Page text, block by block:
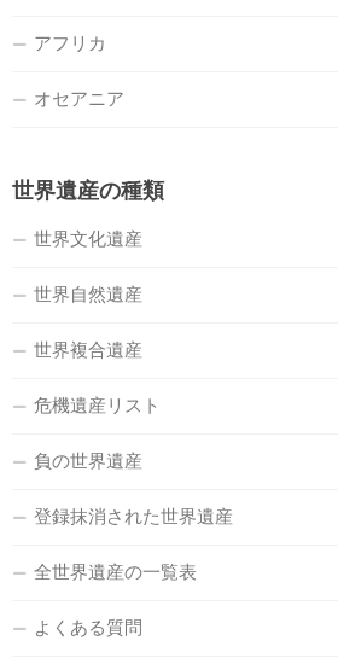
アフリカ
オセアニア
世界遺産の種類
世界文化遺産
世界自然遺産
世界複合遺産
危機遺産リスト
負の世界遺産
登録抹消された世界遺産
全世界遺産の一覧表
よくある質問